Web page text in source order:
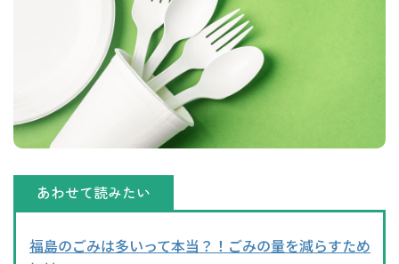
あわせて読みたい
福島のごみは多いって本当？！ごみの量を減らすため